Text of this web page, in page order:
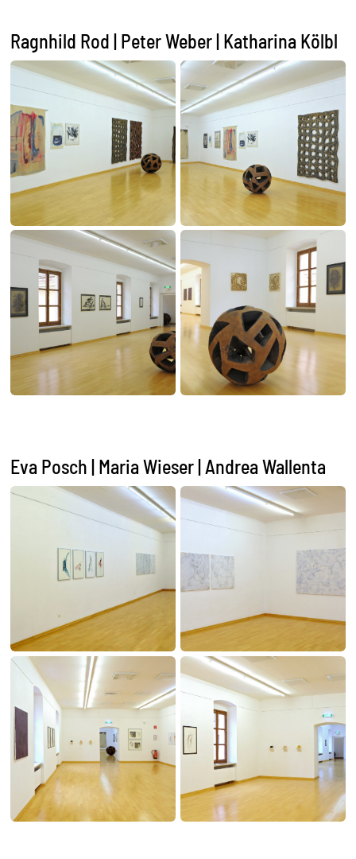
Ragnhild Rod | Peter Weber | Katharina Kölbl
Eva Posch | Maria Wieser | Andrea Wallenta